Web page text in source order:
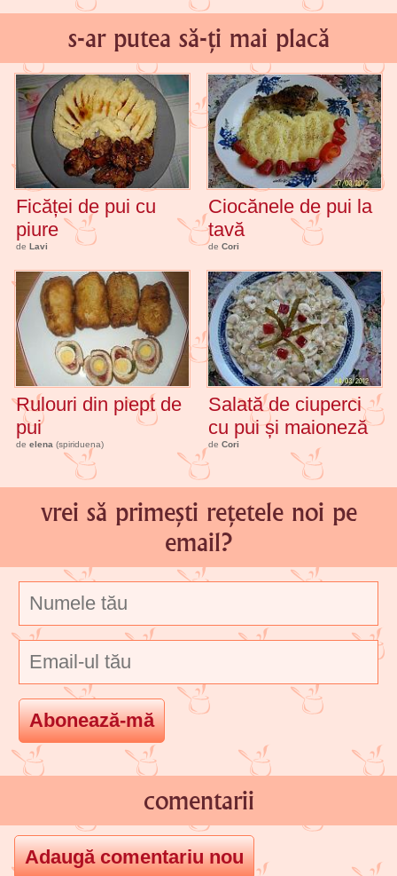
s-ar putea să-ți mai placă
Ficăței de pui cu
piure
de Lavi
Ciocănele de pui la
tavă
de Cori
Rulouri din piept de
pui
de elena (spiriduena)
Salată de ciuperci
cu pui și maioneză
de Cori
vrei să primești rețetele noi pe
email?
comentarii